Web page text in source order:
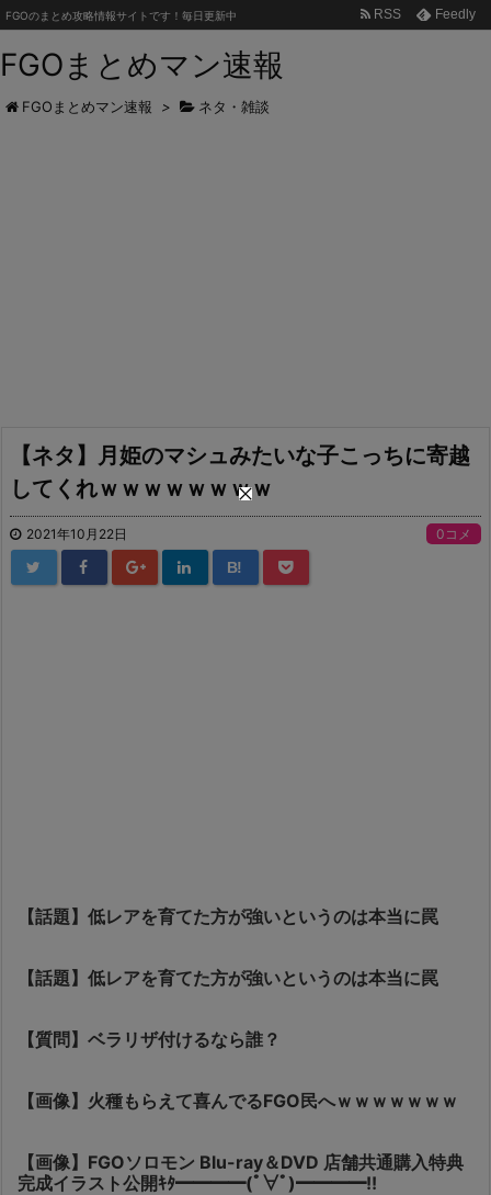
FGOまとめマン速報
FGOのまとめ攻略情報サイトです！毎日更新中 RSS Feedly
FGOまとめマン速報 > ネタ・雑談
【ネタ】月姫のマシュみたいな子こっちに寄越
してくれｗｗｗｗｗｗｗｗ
2021年10月22日 0コメ
B!
【話題】低レアを育てた方が強いというのは本当に罠
【話題】低レアを育てた方が強いというのは本当に罠
【質問】ベラリザ付けるなら誰？
【画像】火種もらえて喜んでるFGO民へｗｗｗｗｗｗｗ
【画像】FGOソロモン Blu-ray＆DVD 店舗共通購入特典
完成イラスト公開ｷﾀ━━━━(ﾟ∀ﾟ)━━━━!!